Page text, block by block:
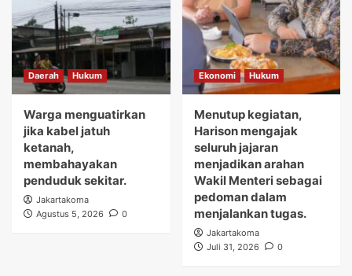
Daerah Hukum
Warga menguatirkan
jika kabel jatuh
ketanah,
membahayakan
penduduk sekitar.
Jakartakoma
Agustus 5, 2026
0
Ekonomi Hukum
Menutup kegiatan,
Harison mengajak
seluruh jajaran
menjadikan arahan
Wakil Menteri sebagai
pedoman dalam
menjalankan tugas.
Jakartakoma
Juli 31, 2026
0